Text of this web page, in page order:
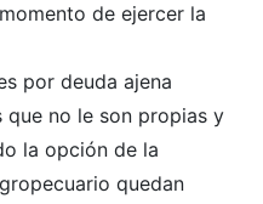
de ejercer la
por deuda ajena
no le son propias y
la opción de la
quedan